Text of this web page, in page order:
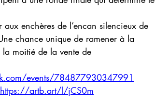
aux enchères de l’encan silencieux de
chance unique de ramener à la
moitié de la vente de
events/784877930347991
https://artb.art/l/jCS0m